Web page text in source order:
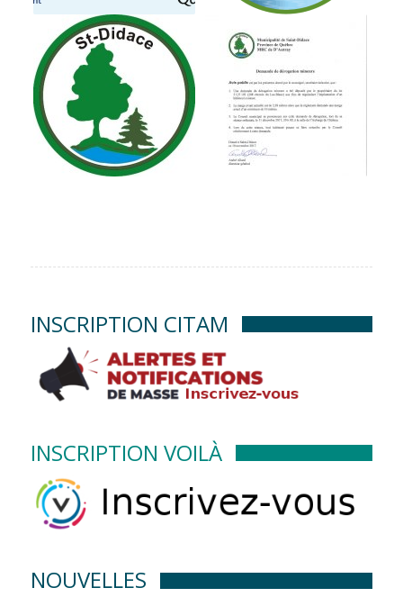
INSCRIPTION CITAM
INSCRIPTION VOILÀ
NOUVELLES